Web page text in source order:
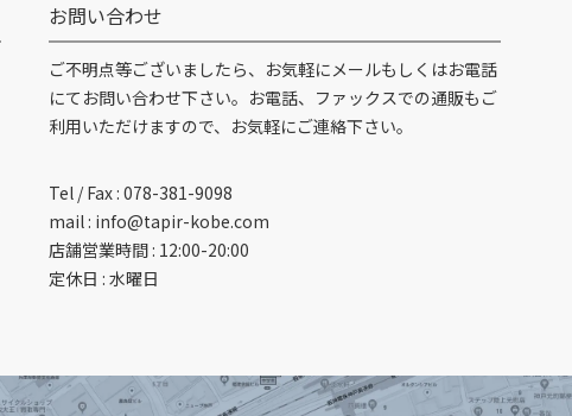
お問い合わせ
ご不明点等ございましたら、お気軽にメールもしくはお電話
にてお問い合わせ下さい。お電話、ファックスでの通販もご
利用いただけますので、お気軽にご連絡下さい。
Tel / Fax : 078-381-9098
mail : info@tapir-kobe.com
店舗営業時間 : 12:00-20:00
定休日 : 水曜日